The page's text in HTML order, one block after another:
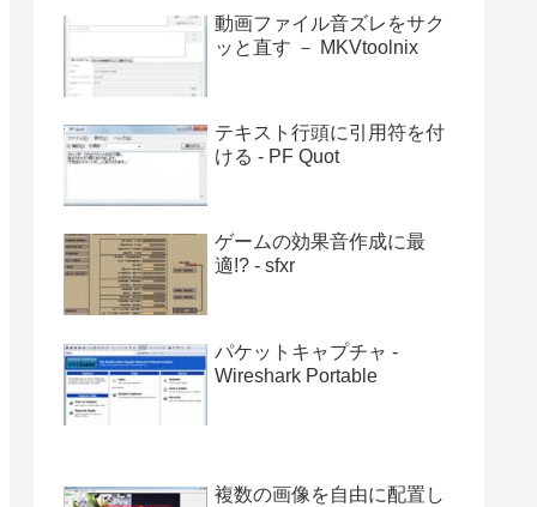
動画ファイル音ズレをサク
ッと直す － MKVtoolnix
テキスト行頭に引用符を付
ける - PF Quot
ゲームの効果音作成に最
適!? - sfxr
パケットキャプチャ -
Wireshark Portable
複数の画像を自由に配置し